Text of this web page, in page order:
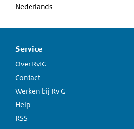
Nederlands
Service
Over RvIG
Contact
Werken bij RvIG
Help
RSS